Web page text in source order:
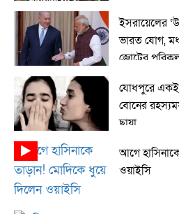
ইসরায়েলের
ভারত যোগ,
জোটের
যোধপুরে একই
বোনের
ছায়া
আগে
ওয়াইসি